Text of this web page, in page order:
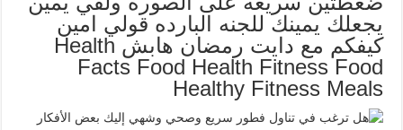
يجعلك يمينك للجنه البارده قولي امين
كيفكم مع دايت رمضان هابش Health
Facts Food Health Fitness Food
Healthy Fitness Meals